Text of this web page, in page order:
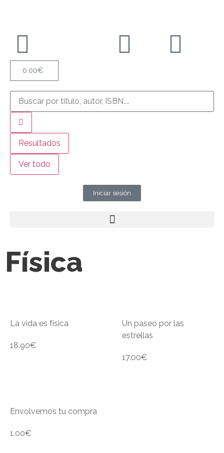
0.00€
Resultados
Ver todo
Iniciar sesión
Física
La vida es física
18.90€
Un paseo por las
estrellas
17.00€
Envolvemos tu compra
1.00€